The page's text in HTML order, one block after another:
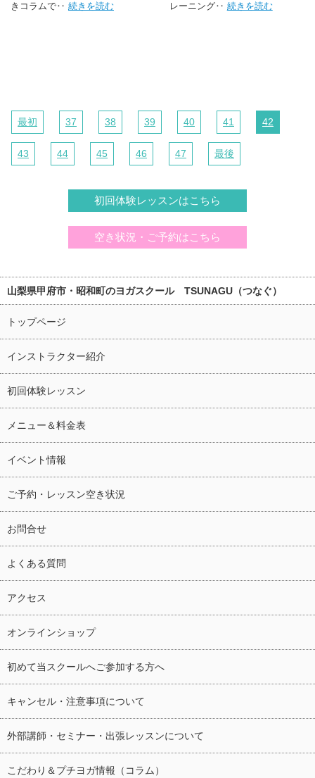
きコラムで‥ 続きを読む
レーニング‥ 続きを読む
最初 37 38 39 40 41 42
43 44 45 46 47 最後
初回体験レッスンはこちら
空き状況・ご予約はこちら
山梨県甲府市・昭和町のヨガスクール TSUNAGU（つなぐ）
トップページ
インストラクター紹介
初回体験レッスン
メニュー＆料金表
イベント情報
ご予約・レッスン空き状況
お問合せ
よくある質問
アクセス
オンラインショップ
初めて当スクールへご参加する方へ
キャンセル・注意事項について
外部講師・セミナー・出張レッスンについて
こだわり＆プチヨガ情報（コラム）